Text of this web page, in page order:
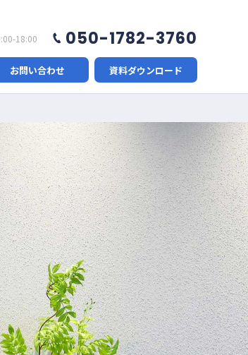
18:00 050-1782-3760
お問い合わせ 資料ダウンロード